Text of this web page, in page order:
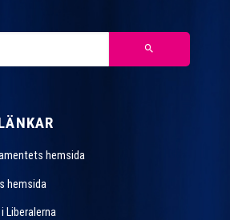
hemsida
hemsida
Liberalerna